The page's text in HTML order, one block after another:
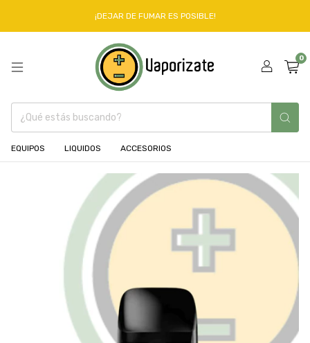
¡DEJAR DE FUMAR ES POSIBLE!
0
EQUIPOS LIQUIDOS ACCESORIOS